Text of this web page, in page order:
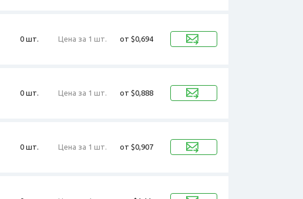
0 шт. Цена за 1 шт. от $0,694
0 шт. Цена за 1 шт. от $0,888
0 шт. Цена за 1 шт. от $0,907